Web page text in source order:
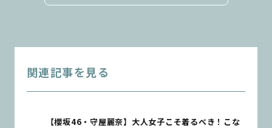
関連記事を見る
【櫻坂46・守屋麗奈】大人女子こそ着るべき！こな